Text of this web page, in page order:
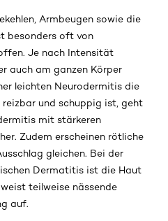
Armbeugen sowie die
besonders oft von
Je nach Intensität
auch am ganzen Körper
leichten Neurodermitis die
reizbar und schuppig ist, geht
mit stärkeren
Zudem erscheinen rötliche
gleichen. Bei der
Dermatitis ist die Haut
teilweise nässende
auf.